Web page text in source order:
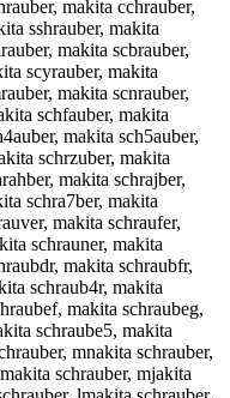
makita cchrauber,
sshrauber, makita
makita scbrauber,
scyrauber, makita
makita scnrauber,
schfauber, makita
makita sch5auber,
schrzuber, makita
makita schrajber,
schra7ber, makita
makita schraufer,
schrauner, makita
makita schraubfr,
schraub4r, makita
makita schraubeg,
schraube5, makita
mnakita schrauber,
schrauber, mjakita